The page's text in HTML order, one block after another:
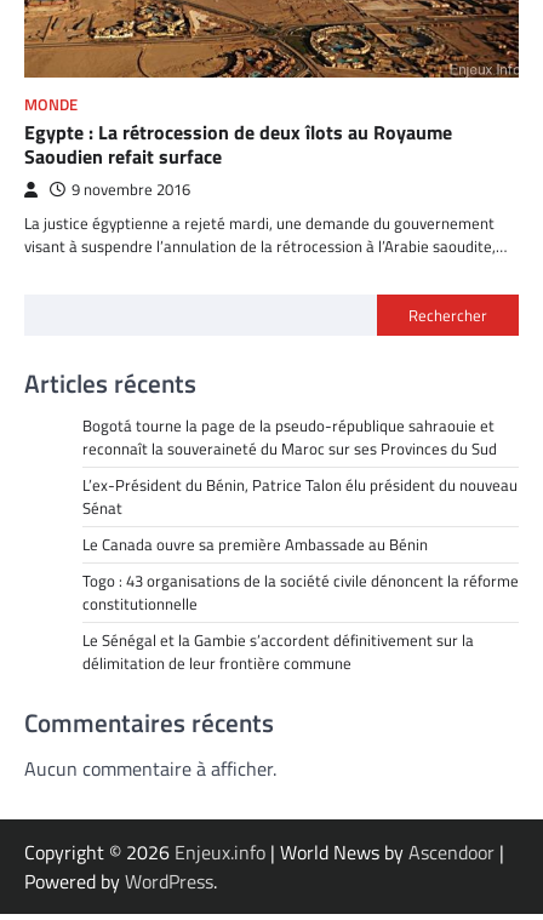
MONDE
Egypte : La rétrocession de deux îlots au Royaume
Saoudien refait surface
9 novembre 2016
La justice égyptienne a rejeté mardi, une demande du gouvernement
visant à suspendre l’annulation de la rétrocession à l’Arabie saoudite,…
Rechercher
Articles récents
Bogotá tourne la page de la pseudo-république sahraouie et
reconnaît la souveraineté du Maroc sur ses Provinces du Sud
L’ex-Président du Bénin, Patrice Talon élu président du nouveau
Sénat
Le Canada ouvre sa première Ambassade au Bénin
Togo : 43 organisations de la société civile dénoncent la réforme
constitutionnelle
Le Sénégal et la Gambie s’accordent définitivement sur la
délimitation de leur frontière commune
Commentaires récents
Aucun commentaire à afficher.
Copyright © 2026 Enjeux.info | World News byAscendoor |
Powered byWordPress.